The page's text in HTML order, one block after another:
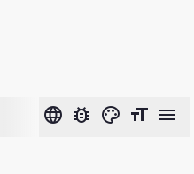
language bug_report color_lens format_size menu